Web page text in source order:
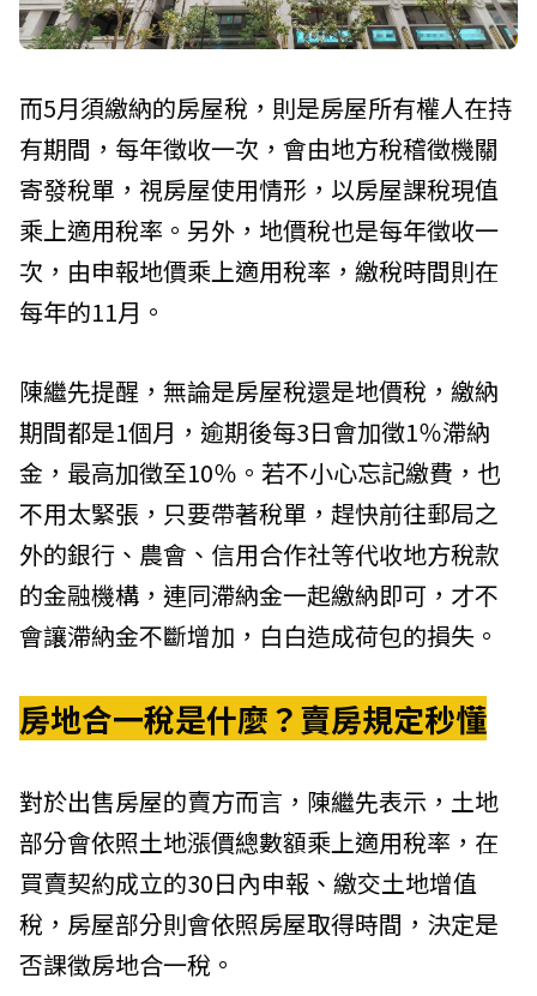
而5月須繳納的房屋稅，則是房屋所有權人在持
有期間，每年徵收一次，會由地方稅稽徵機關
寄發稅單，視房屋使用情形，以房屋課稅現值
乘上適用稅率。另外，地價稅也是每年徵收一
次，由申報地價乘上適用稅率，繳稅時間則在
每年的11月。
陳繼先提醒，無論是房屋稅還是地價稅，繳納
期間都是1個月，逾期後每3日會加徵1％滯納
金，最高加徵至10％。若不小心忘記繳費，也
不用太緊張，只要帶著稅單，趕快前往郵局之
外的銀行、農會、信用合作社等代收地方稅款
的金融機構，連同滯納金一起繳納即可，才不
會讓滯納金不斷增加，白白造成荷包的損失。
房地合一稅是什麼？賣房規定秒懂
對於出售房屋的賣方而言，陳繼先表示，土地
部分會依照土地漲價總數額乘上適用稅率，在
買賣契約成立的30日內申報、繳交土地增值
稅，房屋部分則會依照房屋取得時間，決定是
否課徵房地合一稅。